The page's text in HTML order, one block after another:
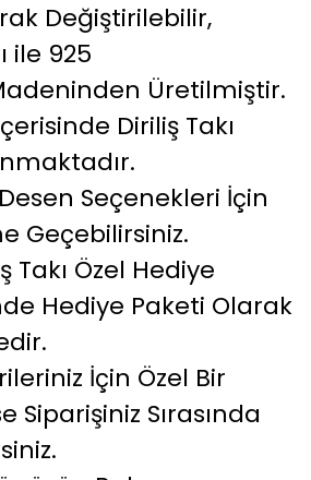
Değiştirilebilir,
ile 925
Üretilmiştir.
Diriliş Takı
Seçenekleri İçin
Geçebilirsiniz.
Takı Özel Hediye
Hediye Paketi Olarak
İçin Özel Bir
Siparişiniz Sırasında